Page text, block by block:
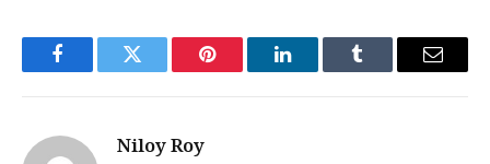
FacebookTwitter Pinterest LinkedInTumblr Email
Niloy Roy